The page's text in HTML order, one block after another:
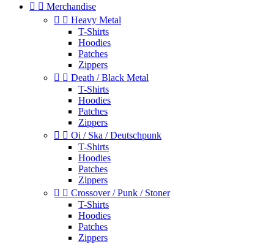
  Merchandise
  Heavy Metal
T-Shirts
Hoodies
Patches
Zippers
  Death / Black Metal
T-Shirts
Hoodies
Patches
Zippers
  Oi / Ska / Deutschpunk
T-Shirts
Hoodies
Patches
Zippers
  Crossover / Punk / Stoner
T-Shirts
Hoodies
Patches
Zippers